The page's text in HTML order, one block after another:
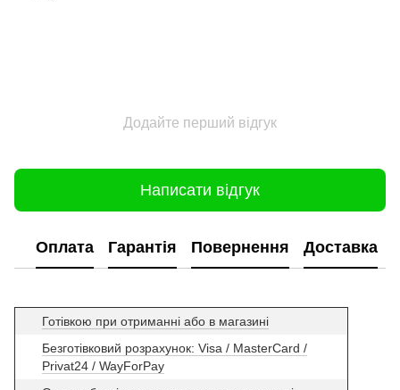
Додайте перший відгук
Написати відгук
Оплата Гарантія Повернення Доставка
Готівкою при отриманні або в магазині
Безготівковий розрахунок: Visa / MasterCard /
Privat24 / WayForPay